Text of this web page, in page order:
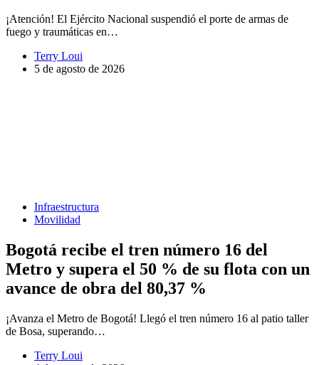
¡Atención! El Ejército Nacional suspendió el porte de armas de
fuego y traumáticas en…
Terry Loui
5 de agosto de 2026
Infraestructura
Movilidad
Bogotá recibe el tren número 16 del
Metro y supera el 50 % de su flota con un
avance de obra del 80,37 %
¡Avanza el Metro de Bogotá! Llegó el tren número 16 al patio taller
de Bosa, superando…
Terry Loui